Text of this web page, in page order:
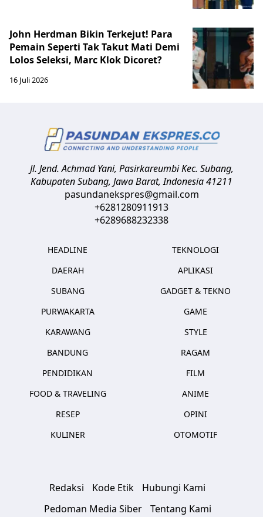
John Herdman Bikin Terkejut! Para
Pemain Seperti Tak Takut Mati Demi
Lolos Seleksi, Marc Klok Dicoret?
16 Juli 2026
Jl. Jend. Achmad Yani, Pasirkareumbi Kec. Subang,
Kabupaten Subang, Jawa Barat,Indonesia41211
pasundanekspres@gmail.com
+6281280911913
+6289688232338
HEADLINE
DAERAH
SUBANG
PURWAKARTA
KARAWANG
BANDUNG
PENDIDIKAN
FOOD & TRAVELING
RESEP
KULINER
TEKNOLOGI
APLIKASI
GADGET & TEKNO
GAME
STYLE
RAGAM
FILM
ANIME
OPINI
OTOMOTIF
Redaksi Kode Etik
Hubungi Kami
Pedoman Media Siber
Tentang Kami